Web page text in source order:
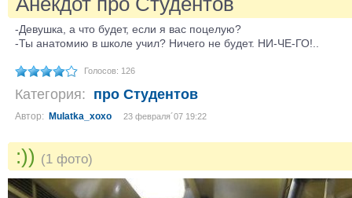
-Девушка, а что будет, если я вас поцелую?
-Ты анатомию в школе учил? Ничего не будет. НИ-ЧЕ-ГО!..
Голосов: 126
Категория: про Студентов
Автор: Mulatka_xoxo 23 февраля´07 19:22
:)) (1 фото)